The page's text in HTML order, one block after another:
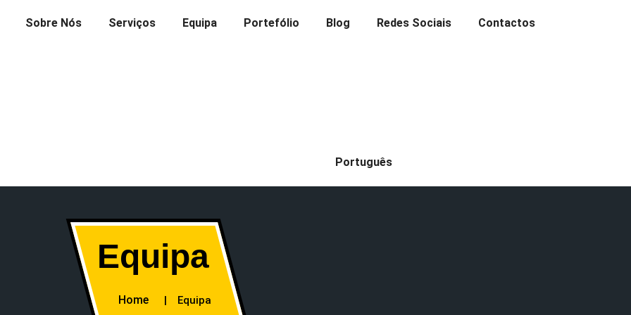
Sobre Nós Serviços Equipa Portefólio Blog Redes Sociais Contactos
Português
Equipa
Home Equipa